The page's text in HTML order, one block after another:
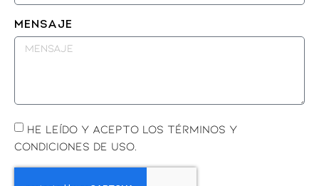
MENSAJE
He leído y acepto los términos y
condiciones de uso.